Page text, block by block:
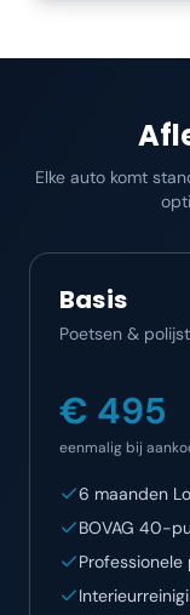
Elke auto komt
Basis
Poetsen &
€ 495
eenmalig bij
6 maanden
BOVAG 40-